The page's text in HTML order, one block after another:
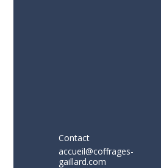
Contact
accueil@coffrages-
gaillard.com